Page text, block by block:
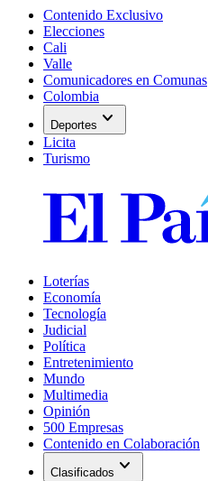
Contenido Exclusivo
Elecciones
Cali
Valle
Comunicadores en Comunas
Colombia
Deportes expand_more
Licita
Turismo
Loterías
Economía
Tecnología
Judicial
Política
Entretenimiento
Mundo
Multimedia
Opinión
500 Empresas
Contenido en Colaboración
Clasificados expand_more